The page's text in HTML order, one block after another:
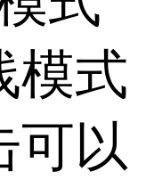
模式
可以